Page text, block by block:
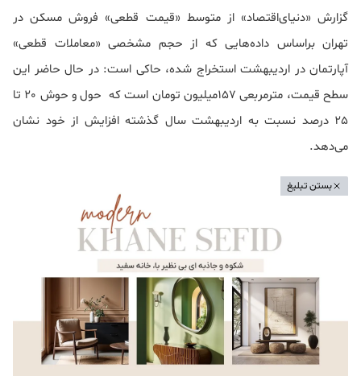
گزارش «دنیای‌اقتصاد» از متوسط «قیمت قطعی» فروش مسکن در
تهران براساس داده‌هایی که از حجم مشخصی «معاملات قطعی»
آپارتمان در اردیبهشت استخراج شده، حاکی است: در حال حاضر این
سطح قیمت، مترمربعی 157‌میلیون تومان است که حول و حوش 20 تا
25 درصد نسبت به اردیبهشت سال گذشته افزایش از خود نشان
می‌دهد.
بستن تبلیغ